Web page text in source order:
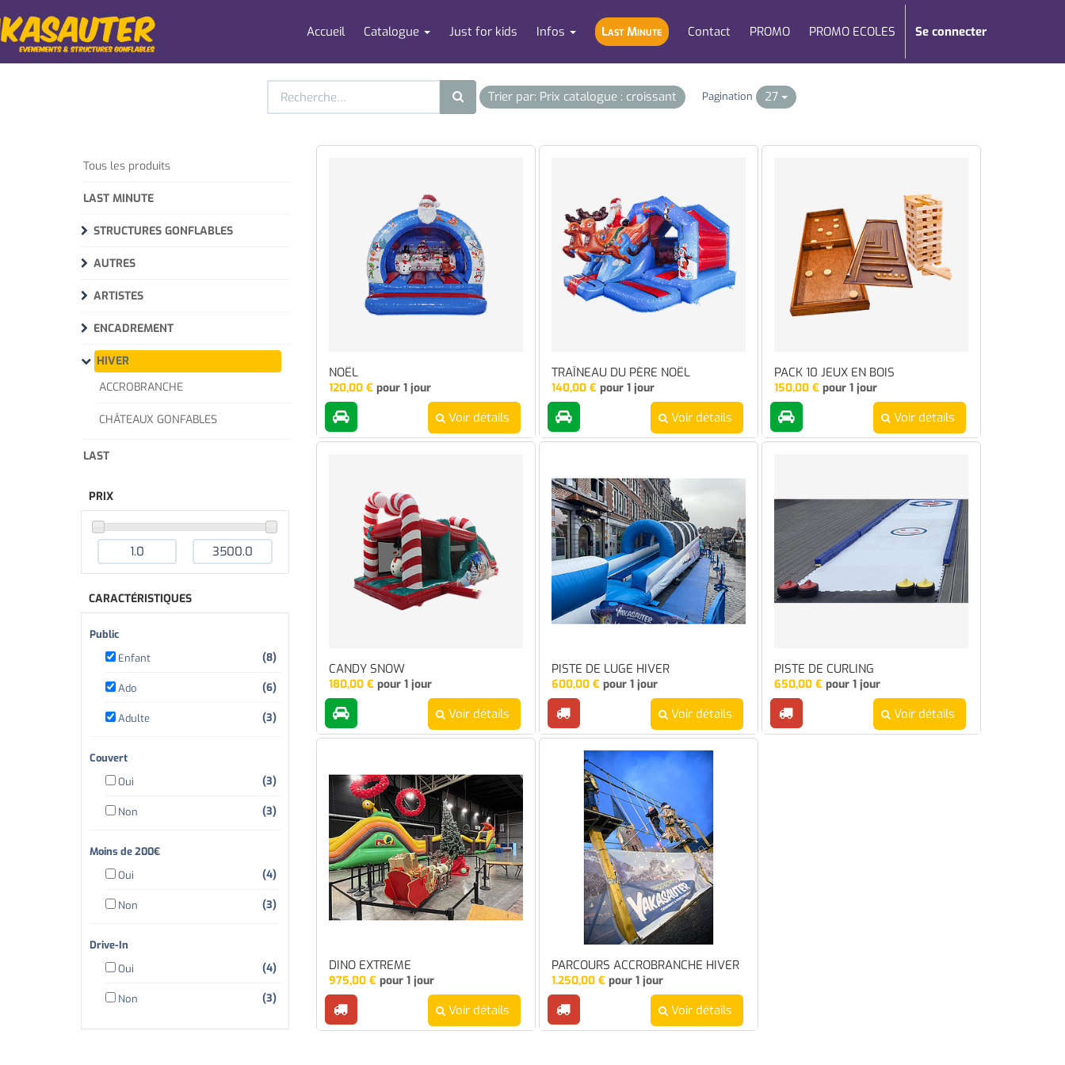
Accueil Catalogue Just for kids Infos Last Minute Contact PROMO PROMO ECOLES Se connecter
Trier par: Prix catalogue : croissant Pagination 27
Tous les produits
LAST MINUTE
STRUCTURES GONFLABLES
AUTRES
ARTISTES
ENCADREMENT
HIVER
ACCROBRANCHE
CHÂTEAUX GONFABLES
LAST
PRIX
CARACTÉRISTIQUES
Public
Enfant
(8)
Ado (6)
Adulte (3)
Couvert
Oui
(3)
Non (3)
Moins de 200€
Oui
(4)
Non (3)
Drive-In
Oui
(4)
Non (3)
NOËL
120,00€ pour 1 jour
Voir détails
TRAÎNEAU DU PÈRE NOËL
140,00€ pour 1 jour
Voir détails
PACK 10 JEUX EN BOIS
150,00€ pour 1 jour
Voir détails
CANDY SNOW
180,00€ pour 1 jour
Voir détails
PISTE DE LUGE HIVER
600,00€ pour 1 jour
Voir détails
PISTE DE CURLING
650,00€ pour 1 jour
Voir détails
DINO EXTREME
975,00€ pour 1 jour
Voir détails
PARCOURS ACCROBRANCHE HIVER
1.250,00€ pour 1 jour
Voir détails